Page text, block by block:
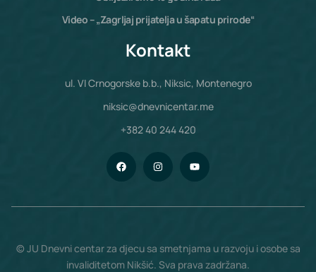
Video – „Zagrljaj prijatelja u šapatu prirode“
Kontakt
ul. VI Crnogorske b.b., Niksic, Montenegro
niksic@dnevnicentar.me
+382 40 244 420
© JU Dnevni centar za djecu sa smetnjama u razvoju i osobe sa
invaliditetom Nikšić. Sva prava zadržana.